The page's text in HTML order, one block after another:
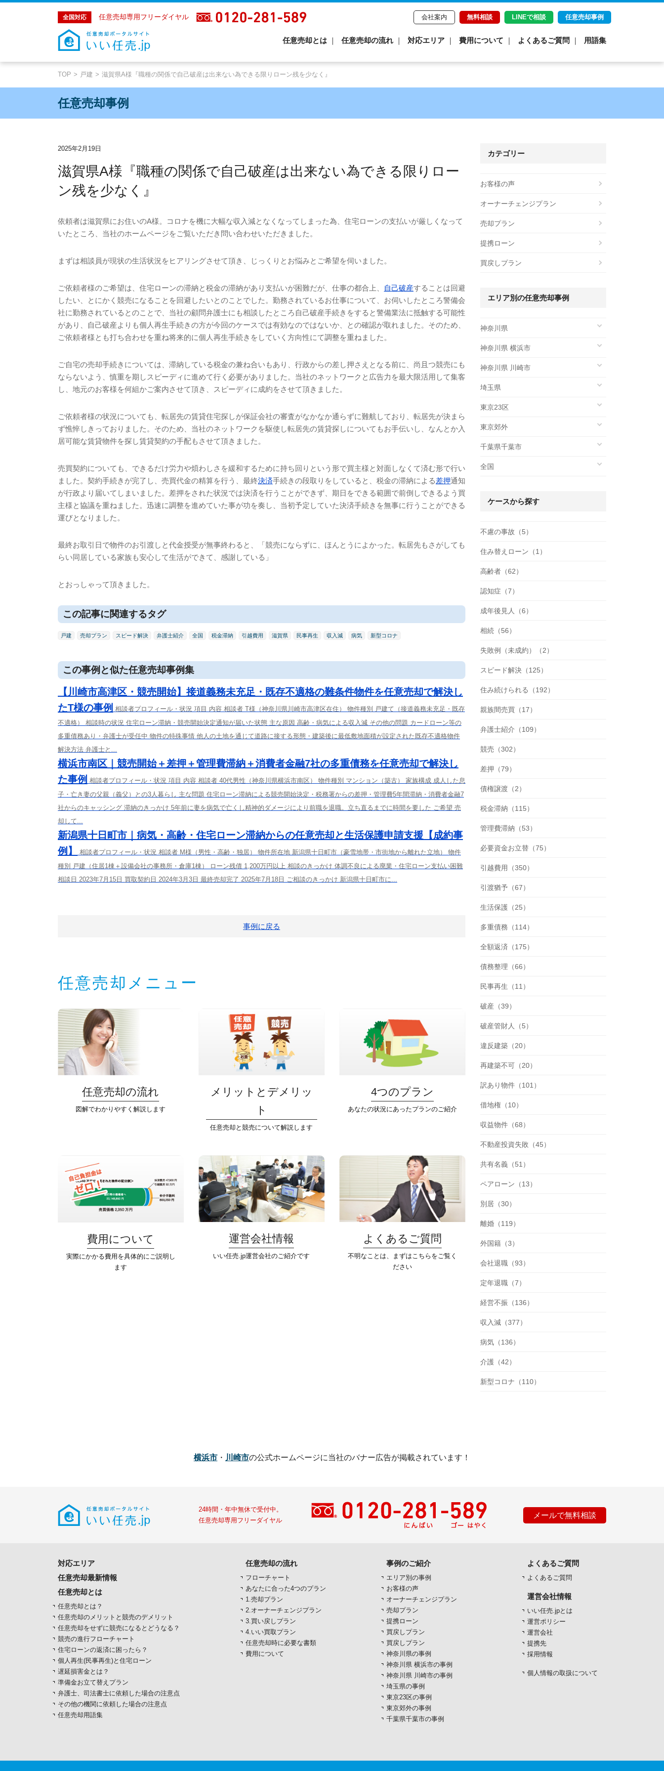
全国対応 任意売却専用フリーダイヤル 会社案内 無料相談 LINEで相談 任意売却事例
任意売却とは 任意売却の流れ 対応エリア 費用について よくあるご質問 用語集
TOP 戸建 滋賀県A様『職種の関係で自己破産は出来ない為できる限りローン残を少なく』
任意売却事例
2025年2月19日
滋賀県A様『職種の関係で自己破産は出来ない為できる限りロー
ン残を少なく』
依頼者は滋賀県にお住いのA様。コロナを機に大幅な収入減となくなってしまった為、住宅ローンの支払いが厳しくなって
いたところ、当社のホームページをご覧いただき問い合わせいただきました。
まずは相談員が現状の生活状況をヒアリングさせて頂き、じっくりとお悩みとご希望を伺いました。
ご依頼者様のご希望は、住宅ローンの滞納と税金の滞納があり支払いが困難だが、仕事の都合上、 自己破産することは回避
したい、とにかく競売になることを回避したいとのことでした。勤務されているお仕事について、お伺いしたところ警備会
社に勤務されているとのことで、当社の顧問弁護士にも相談したところ自己破産手続きをすると警備業法に抵触する可能性
があり、自己破産よりも個人再生手続きの方が今回のケースでは有効なのではないか、との確認が取れました。そのため、
ご依頼者様とも打ち合わせを重ね将来的に個人再生手続きをしていく方向性にて調整を重ねました。
ご自宅の売却手続きについては、滞納している税金の兼ね合いもあり、行政からの差し押さえとなる前に、尚且つ競売にも
ならないよう、慎重を期しスピーディに進めて行く必要がありました。当社のネットワークと広告力を最大限活用して集客
し、地元のお客様を何組かご案内させて頂き、スピーディに成約をさせて頂きました。
ご依頼者様の状況についても、転居先の賃貸住宅探しが保証会社の審査がなかなか通らずに難航しており、転居先が決まら
ず憔悴しきっておりました。そのため、当社のネットワークを駆使し転居先の賃貸探しについてもお手伝いし、なんとか入
居可能な賃貸物件を探し賃貸契約の手配もさせて頂きました。
売買契約についても、できるだけ労力や煩わしさを緩和するために持ち回りという形で買主様と対面しなくて済む形で行い
ました。契約手続きが完了し、売買代金の精算を行う、最終決済手続きの段取りをしていると、税金の滞納による差押通知
が行政より届いてしまいました。差押をされた状況では決済を行うことができず、期日をできる範囲で前倒しできるよう買
主様と協議を重ねました。迅速に調整を進めていた事が功を奏し、当初予定していた決済手続きを無事に行うことができる
運びとなりました。
最終お取引日で物件のお引渡しと代金授受が無事終わると、「競売にならずに、ほんとうによかった。転居先もさがしても
らい同居している家族も安心して生活ができて、感謝している」
とおっしゃって頂きました。
この記事に関連するタグ
戸建 売却プラン スピード解決 弁護士紹介 全国 税金滞納 引越費用 滋賀県 民事再生 収入減 病気 新型コロナ
この事例と似た任意売却事例集
【川崎市高津区・競売開始】接道義務未充足・既存不適格の難条件物件を任意売却で解決し
たT様の事例 相談者プロフィール・状況 項目 内容 相談者 T様（神奈川県川崎市高津区在住） 物件種別 戸建て（接道義務未充足・既存
不適格） 相談時の状況 住宅ローン滞納・競売開始決定通知が届いた状態 主な原因 高齢・病気による収入減 その他の問題 カードローン等の
多重債務あり・弁護士が受任中 物件の特殊事情 他人の土地を通じて道路に接する形態・建築後に最低敷地面積が設定された既存不適格物件
解決方法 弁護士と...
横浜市南区｜競売開始＋差押＋管理費滞納＋消費者金融7社の多重債務を任意売却で解決し
た事例 相談者プロフィール・状況 項目 内容 相談者 40代男性（神奈川県横浜市南区） 物件種別 マンション（築古） 家族構成 成人した息
子・亡き妻の父親（義父）との3人暮らし 主な問題 住宅ローン滞納による競売開始決定・税務署からの差押・管理費5年間滞納・消費者金融7
社からのキャッシング 滞納のきっかけ 5年前に妻を病気で亡くし精神的ダメージにより前職を退職。立ち直るまでに時間を要した ご希望 売
却して...
新潟県十日町市｜病気・高齢・住宅ローン滞納からの任意売却と生活保護申請支援【成約事
例】
相談者プロフィール・状況 相談者 M様（男性・高齢・独居） 物件所在地 新潟県十日町市（豪雪地帯・市街地から離れた立地） 物件
種別 戸建（住居1棟＋設備会社の事務所・倉庫1棟） ローン残債 1,200万円以上 相談のきっかけ 体調不良による廃業・住宅ローン支払い困難
相談日 2023年7月15日 買取契約日 2024年3月3日 最終売却完了 2025年7月18日 ご相談のきっかけ 新潟県十日町市に...
事例に戻る
任意売却メニュー
任意売却の流れ
図解でわかりやすく解説します
メリットとデメリッ
ト
任意売却と競売について解説します
4つのプラン
あなたの状況にあったプランのご紹介
費用について
実際にかかる費用を具体的にご説明し
ます
運営会社情報
いい任売.jp運営会社のご紹介です
よくあるご質問
不明なことは、まずはこちらをご覧く
ださい
カテゴリー
お客様の声
オーナーチェンジプラン
売却プラン
提携ローン
買戻しプラン
エリア別の任意売却事例
神奈川県
神奈川県 横浜市
神奈川県 川崎市
埼玉県
東京23区
東京郊外
千葉県千葉市
全国
ケースから探す
不慮の事故（5）
住み替えローン（1）
高齢者（62）
認知症（7）
成年後見人（6）
相続（56）
失敗例（未成約）（2）
スピード解決（125）
住み続けられる（192）
親族間売買（17）
弁護士紹介（109）
競売（302）
差押（79）
債権譲渡（2）
税金滞納（115）
管理費滞納（53）
必要資金お立替（75）
引越費用（350）
引渡猶予（67）
生活保護（25）
多重債務（114）
全額返済（175）
債務整理（66）
民事再生（11）
破産（39）
破産管財人（5）
違反建築（20）
再建築不可（20）
訳あり物件（101）
借地権（10）
収益物件（68）
不動産投資失敗（45）
共有名義（51）
ペアローン（13）
別居（30）
離婚（119）
外国籍（3）
会社退職（93）
定年退職（7）
経営不振（136）
収入減（377）
病気（136）
介護（42）
新型コロナ（110）
横浜市 ・ 川崎市の公式ホームページに当社のバナー広告が掲載されています！
24時間・年中無休で受付中。
任意売却専用フリーダイヤル
メールで無料相談
対応エリア
任意売却最新情報
任意売却とは
任意売却とは？
任意売却のメリットと競売のデメリット
任意売却をせずに競売になるとどうなる？
競売の進行フローチャート
住宅ローンの返済に困ったら？
個人再生(民事再生)と住宅ローン
遅延損害金とは？
準備金お立て替えプラン
弁護士、司法書士に依頼した場合の注意点
その他の機関に依頼した場合の注意点
任意売却用語集
任意売却の流れ
フローチャート
あなたに合った4つのプラン
1.売却プラン
2.オーナーチェンジプラン
3.買い戻しプラン
4.いい買取プラン
任意売却時に必要な書類
費用について
事例のご紹介
エリア別の事例
お客様の声
オーナーチェンジプラン
売却プラン
提携ローン
買戻しプラン
買戻しプラン
神奈川県の事例
神奈川県 横浜市の事例
神奈川県 川崎市の事例
埼玉県の事例
東京23区の事例
東京郊外の事例
千葉県千葉市の事例
よくあるご質問
よくあるご質問
運営会社情報
いい任売.jpとは
運営ポリシー
運営会社
提携先
採用情報
個人情報の取扱について